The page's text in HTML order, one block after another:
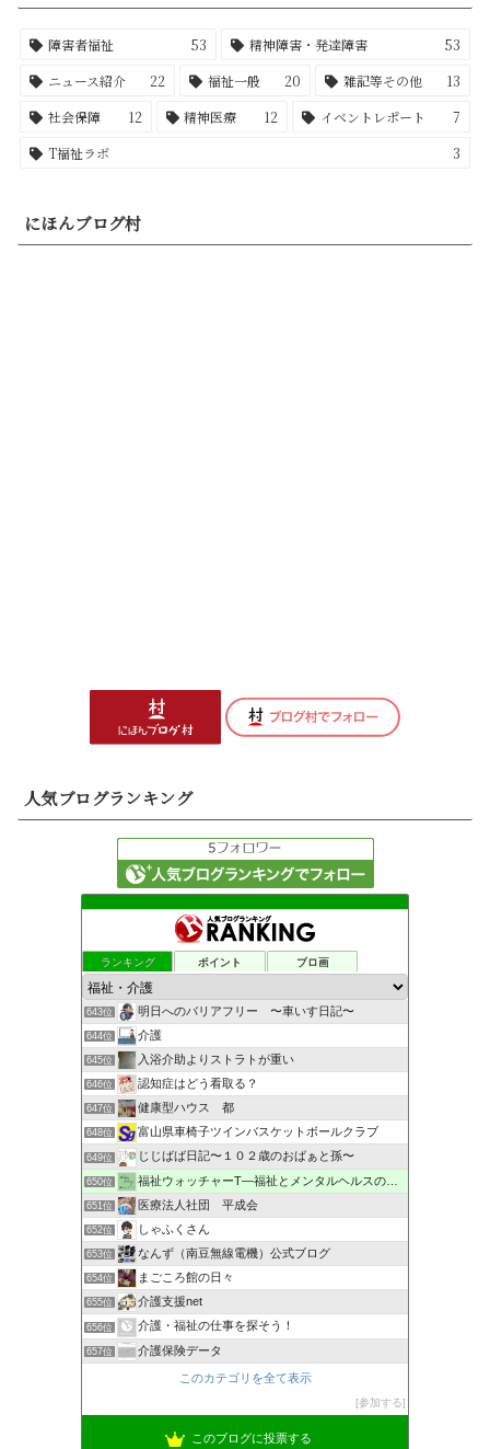
障害者福祉 53 精神障害・発達障害
53
ニュース紹介
22 福祉一般 20 雑記等その他
13
社会保障
12 精神医療 12 イベントレポート
7
T福祉ラボ
3
にほんブログ村
人気ブログランキング
ランキング ポイント ブロ画
643位 明日へのバリアフリー 〜車いす日記〜
644位 介護
645位 入浴介助よりストラトが重い
646位 認知症はどう看取る？
647位 健康型ハウス 都
648位 富山県車椅子ツインバスケットボールクラブ
649位 じじばば日記〜１０２歳のおばぁと孫〜
650位 福祉ウォッチャーT―福祉とメンタルヘルスの解説・研究ブログ
651位 医療法人社団 平成会
652位 しゃふくさん
653位 なんず（南豆無線電機）公式ブログ
654位 まごころ館の日々
655位 介護支援net
656位 介護・福祉の仕事を探そう！
657位 介護保険データ
このカテゴリを全て表示
参加する
このブログに投票する